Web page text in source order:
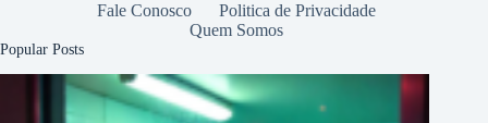
Fale Conosco
Politica de Privacidade
Quem Somos
Popular Posts